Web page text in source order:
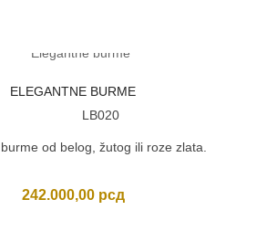
ELEGANTNE BURME
LB020
od belog, žutog ili roze zlata.
242.000,00 рсд